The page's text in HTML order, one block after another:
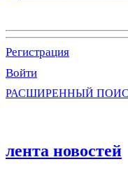
Регистрация
Войти
РАСШИРЕННЫЙ
лента новостей